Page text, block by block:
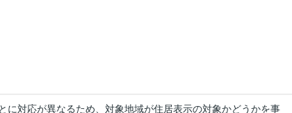
に対応が異なるため、対象地域が住居表示の対象かどうかを事